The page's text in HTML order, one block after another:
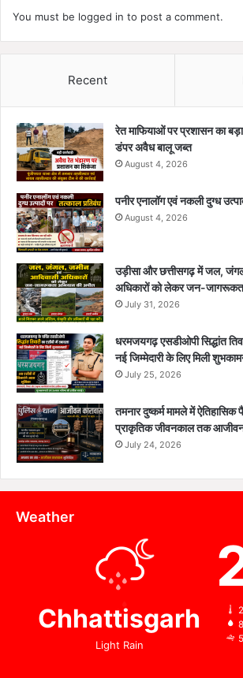
You must be logged in to post a comment.
Recent
रेत माफियाओं पर प्रशासन का
डंपर अवैध बालू जब्त
August 4, 2026
पनीर एनालॉग एवं नकली दुग्ध
August 4, 2026
उड़ीसा और छत्तीसगढ़ में जल,
अधिकारों को लेकर जन-
July 31, 2026
धरमजयगढ़ एसडीओपी सिद्धांत
नई जिम्मेदारी के लिए मिली
July 25, 2026
तमनार दुष्कर्म मामले में
प्राकृतिक जीवनकाल तक आजीवन
July 24, 2026
Weather
Chhattisgarh
Light Rain